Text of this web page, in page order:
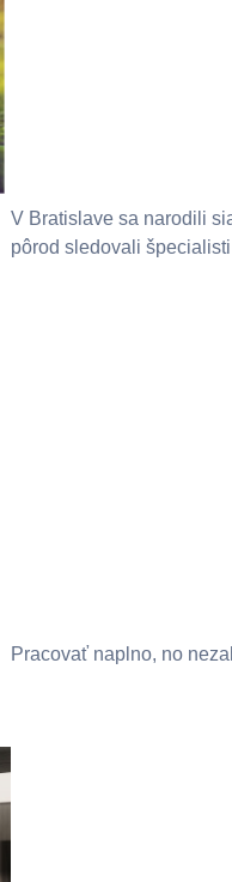
V Bratislave sa narodili
pôrod sledovali špecialisti
Pracovať naplno, no